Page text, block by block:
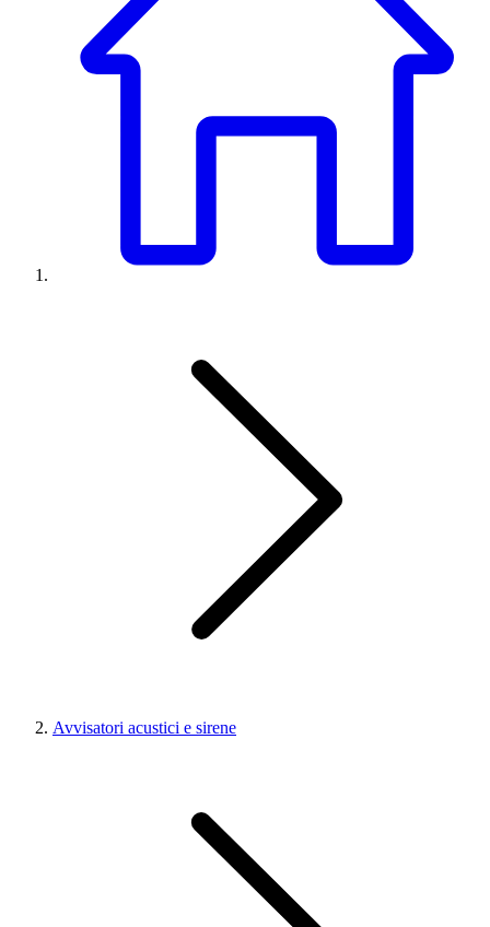
Avvisatori acustici e sirene